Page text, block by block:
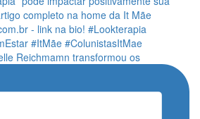
Reichmamn transformou os